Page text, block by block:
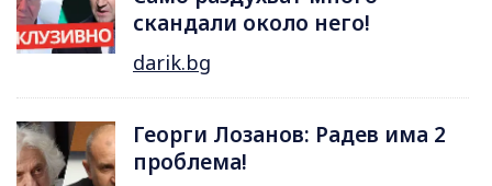
скандали около него!
darik.bg
Георги Лозанов: Радев има 2
проблема!